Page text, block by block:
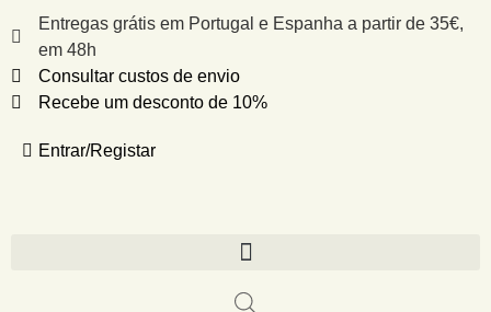
Entregas grátis em Portugal e Espanha a partir de 35€,
em 48h
Consultar custos de envio
Recebe um desconto de 10%
Entrar/Registar